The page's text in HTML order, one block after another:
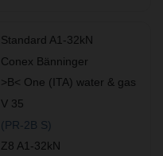
Standard A1-32kN
Conex Bänninger
>B< One (ITA) water & gas
V 35
(PR-2B S)
Z8 A1-32kN